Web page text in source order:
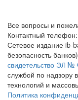
Все вопросы и
Контактный телефон:
Сетевое издание ib-
безопасность
свидетельство ЭЛ
службой по надзору
технологий и
Политика